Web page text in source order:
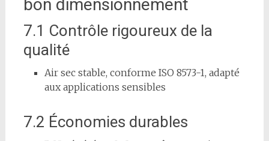
bon dimensionnement
7.1 Contrôle rigoureux de la
qualité
Air sec stable, conforme ISO 8573-1, adapté
aux applications sensibles
7.2 Économies durables